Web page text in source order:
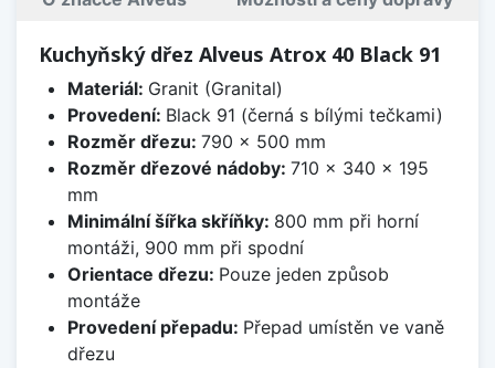
Kuchyňský dřez Alveus Atrox 40 Black 91
Materiál: Granit (Granital)
Provedení: Black 91 (černá s bílými tečkami)
Rozměr dřezu: 790 x 500 mm
Rozměr dřezové nádoby: 710 x 340 x 195
mm
Minimální šířka skříňky: 800 mm při horní
montáži, 900 mm při spodní
Orientace dřezu: Pouze jeden způsob
montáže
Provedení přepadu: Přepad umístěn ve vaně
dřezu